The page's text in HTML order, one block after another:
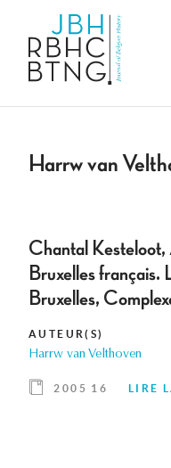
Harrw van
Chantal Kesteloot,
Bruxelles français.
Bruxelles,
AUTEUR(S)
Harrw van Velthoven
2005 16 LIRE